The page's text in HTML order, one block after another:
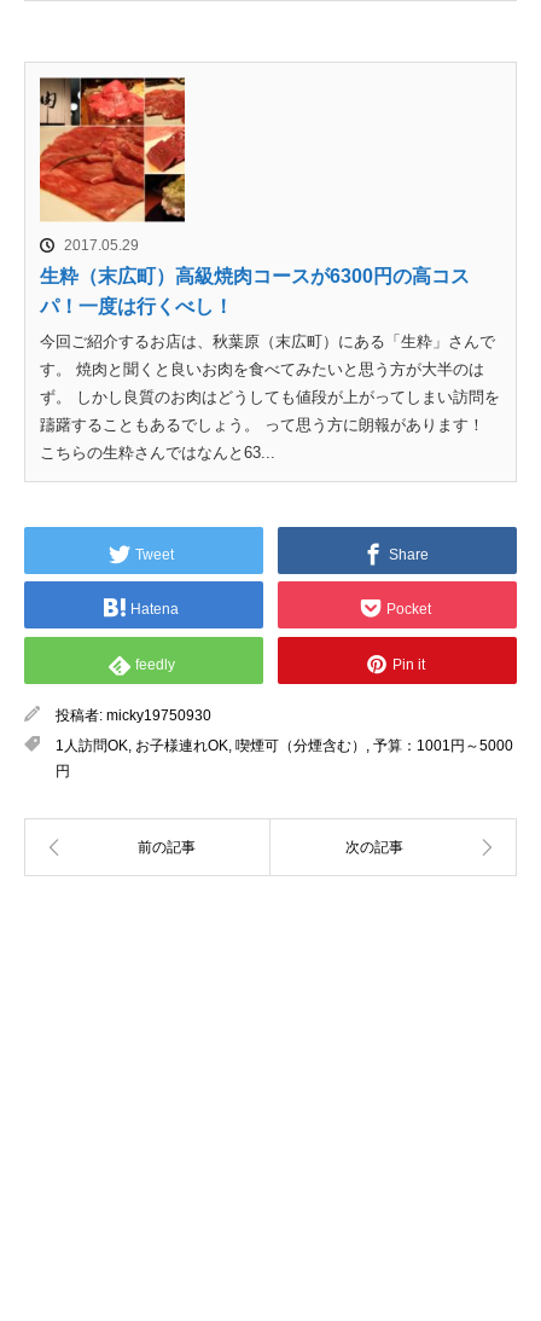
2017.05.29
生粋（末広町）高級焼肉コースが6300円の高コス
パ！一度は行くべし！
今回ご紹介するお店は、秋葉原（末広町）にある「生粋」さんで
す。 焼肉と聞くと良いお肉を食べてみたいと思う方が大半のは
ず。 しかし良質のお肉はどうしても値段が上がってしまい訪問を
躊躇することもあるでしょう。 って思う方に朗報があります！
こちらの生粋さんではなんと63...
Tweet Share
Hatena Pocket
feedly Pin it
投稿者: micky19750930
1人訪問OK, お子様連れOK, 喫煙可（分煙含む） , 予算：1001円～5000
円